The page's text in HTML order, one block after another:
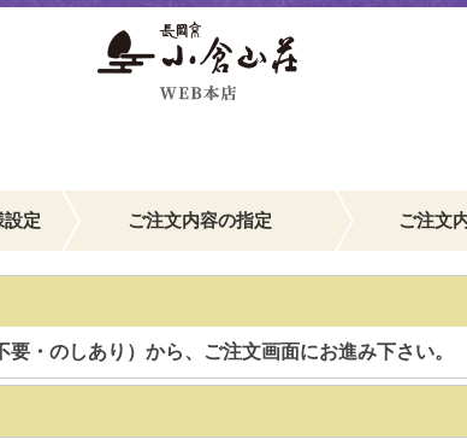
設定 ご注文内容の指定 ご注文
・のしあり）から、ご注文画面にお進み下さい。